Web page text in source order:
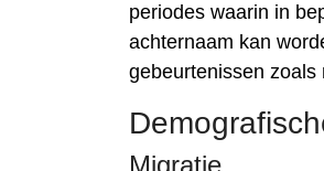
periodes waarin in
achternaam kan
gebeurtenissen zoals
Migratie